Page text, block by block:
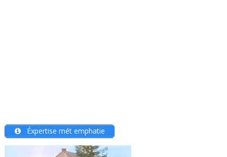
Éxpertise mét emphatie